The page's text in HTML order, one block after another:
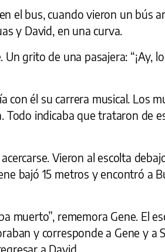
el bus, cuando vieron un bús
y David, en una curva.
grito de una pasajera: “¡Ay,
con él su carrera musical. Los
Todo indicaba que trataron de
Vieron al escolta
bajó 15 metros y encontró a
muerto”, rememora Gene. El
y corresponde a Gene y a